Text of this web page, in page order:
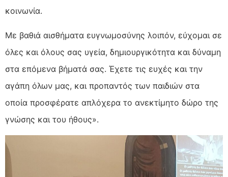
κοινωνία.
Με βαθιά αισθήματα ευγνωμοσύνης λοιπόν, εύχομαι σε
όλες και όλους σας υγεία, δημιουργικότητα και δύναμη
στα επόμενα βήματά σας. Έχετε τις ευχές και την
αγάπη όλων μας, και προπαντός των παιδιών στα
οποία προσφέρατε απλόχερα το ανεκτίμητο δώρο της
γνώσης και του ήθους».